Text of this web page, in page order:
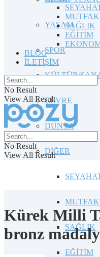
YAŞAM
SPOR
KÜLTÜR/
ÇEVRE
DÜNYA
DİĞER
MUTFAK
SAĞLIK
EĞİTİM
MUTFAK
SAĞLIK
EĞİTİM
BLOG
İLETİŞİM
No Result
View All Result
No Result
View All Result
Kürek Milli
bronz